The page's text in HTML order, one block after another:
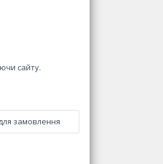
сайту.
замовлення